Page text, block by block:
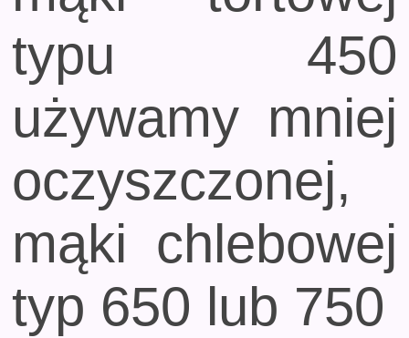
typu 450
używamy mniej
oczyszczonej,
mąki chlebowej
typ 650 lub 750